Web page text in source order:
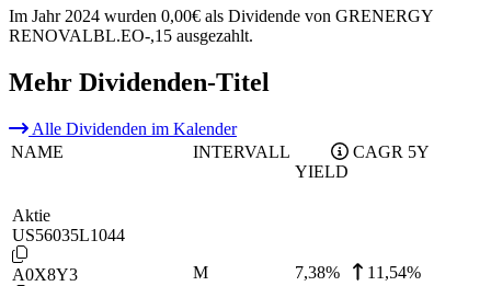
Im Jahr 2024 wurden 0,00€ als Dividende von GRENERGY
RENOVALBL.EO-,15 ausgezahlt.
Mehr Dividenden-Titel
Alle Dividenden im Kalender
NAME
INTERVALL
YIELD
CAGR 5Y
Aktie
US56035L1044
A0X8Y3 M 7,38% 11,54%